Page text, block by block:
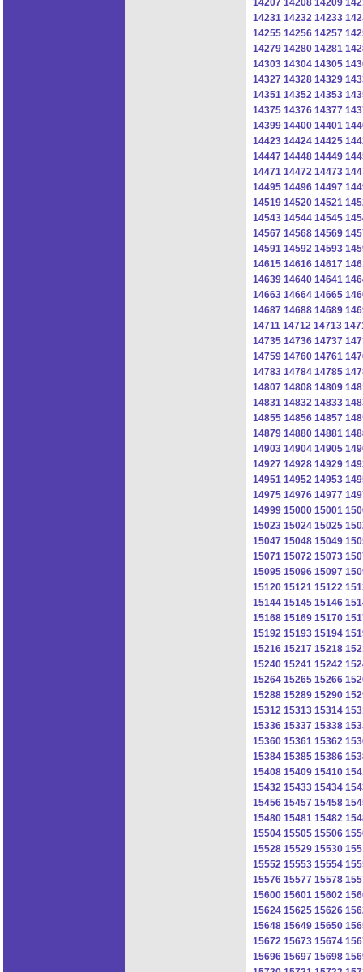
14231 14232 14233
14255 14256 14257
14279 14280 14281
14303 14304 14305
14327 14328 14329
14351 14352 14353
14375 14376 14377
14399 14400 14401
14423 14424 14425
14447 14448 14449
14471 14472 14473
14495 14496 14497
14519 14520 14521
14543 14544 14545
14567 14568 14569
14591 14592 14593
14615 14616 14617
14639 14640 14641
14663 14664 14665
14687 14688 14689
14711 14712 14713
14735 14736 14737
14759 14760 14761
14783 14784 14785
14807 14808 14809
14831 14832 14833
14855 14856 14857
14879 14880 14881
14903 14904 14905
14927 14928 14929
14951 14952 14953
14975 14976 14977
14999 15000 15001
15023 15024 15025
15047 15048 15049
15071 15072 15073
15095 15096 15097
15120 15121 15122
15144 15145 15146
15168 15169 15170
15192 15193 15194
15216 15217 15218
15240 15241 15242
15264 15265 15266
15288 15289 15290
15312 15313 15314
15336 15337 15338
15360 15361 15362
15384 15385 15386
15408 15409 15410
15432 15433 15434
15456 15457 15458
15480 15481 15482
15504 15505 15506
15528 15529 15530
15552 15553 15554
15576 15577 15578
15600 15601 15602
15624 15625 15626
15648 15649 15650
15672 15673 15674
15696 15697 15698